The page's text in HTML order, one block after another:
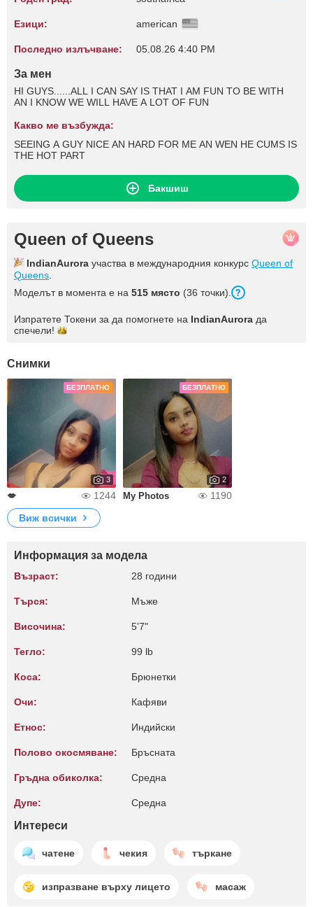
Езици: american
Последно излъчване: 05.08.26 4:40 PM
За мен
HI GUYS......ALL I CAN SAY IS THAT I AM FUN TO BE WITH
AN I KNOW WE WILL HAVE A LOT OF FUN
Какво ме възбужда:
SEEING A GUY NICE AN HARD FOR ME AN WEN HE CUMS IS
THE HOT PART
Бакшиш
Queen of Queens
IndianAurora участва в международния конкурс Queen of
Queens
Моделът в момента е на 515 място (36 точки).
Изпратете Токени за да помогнете на IndianAurora да
спечели!
Снимки
БЕЗПЛАТНО
3
💋 1244
БЕЗПЛАТНО
2
My Photos
1190
Виж всички
Информация за модела
Възраст: 28 години
Търся: Мъже
Височина: 5'7"
Тегло: 99 lb
Коса: Брюнетки
Очи: Кафяви
Етнос: Индийски
Полово окосмяване: Бръсната
Гръдна обиколка: Среднa
Дупе: Среднa
Интереси
чатене чекия търкане
изпразване върху лицето масаж